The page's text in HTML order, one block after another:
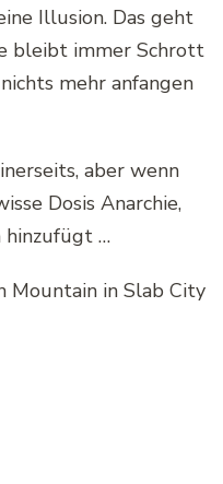
Illusion. Das geht
bleibt immer Schrott
mehr anfangen
aber wenn
Dosis Anarchie,
hinzufügt …